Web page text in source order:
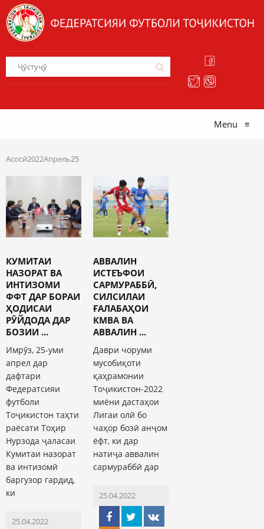
Menu ≡
Асосӣ2022Апрель25
КУМИТАИ
НАЗОРАТ ВА
ИНТИЗОМИ
ФФТ ДАР БОРАИ
ҲОДИСАИ
РӮЙДОДА ДАР
БОЗИИ ...
Имрӯз, 25-уми
апрел дар
дафтари
Федератсияи
футболи
Тоҷикистон таҳти
раёсати Тоҳир
Нурзода ҷаласаи
Кумитаи назорат
ва интизомӣ
баргузор гардид,
ки
25.04.2022
АВВАЛИН
ИСТЕЪФОИ
САРМУРАББӢ,
СИЛСИЛАИ
ҒАЛАБАҲОИ
КМВА ВА
АВВАЛИН ...
Даври чоруми
мусобиқоти
қаҳрамонии
Тоҷикистон-2022
миёни дастаҳои
Лигаи олӣ бо
чаҳор бозӣ анҷом
ёфт, ки дар
натиҷа аввалин
сармураббӣ дар
25.04.2022